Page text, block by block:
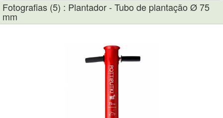
Fotografias (5) : Plantador - Tubo de plantação Ø 75
mm